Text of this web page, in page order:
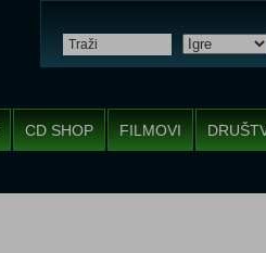
CD SHOP FILMOVI